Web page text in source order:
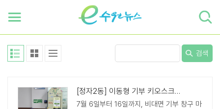
검색
[정자2동] 이동형 기부 키오스크로 "가볍게 참여하는 나눔" 이끈다
7월 6일부터 16일까지, 비대면 기부 창구 마